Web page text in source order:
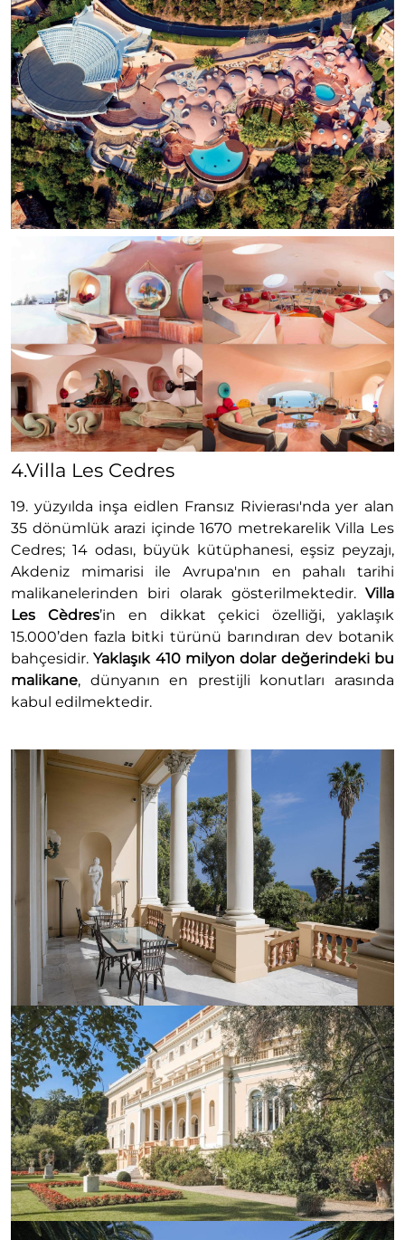
4.Villa Les Cedres
19. yüzyılda inşa eidlen Fransız Rivierası'nda yer alan
35 dönümlük arazi içinde 1670 metrekarelik Villa Les
Cedres; 14 odası, büyük kütüphanesi, eşsiz peyzajı,
Akdeniz mimarisi ile Avrupa'nın en pahalı tarihi
malikanelerinden biri olarak gösterilmektedir. Villa
Les Cèdres’in en dikkat çekici özelliği, yaklaşık
15.000’den fazla bitki türünü barındıran dev botanik
bahçesidir.Yaklaşık 410 milyon dolar değerindeki bu
malikane, dünyanın en prestijli konutları arasında
kabul edilmektedir.